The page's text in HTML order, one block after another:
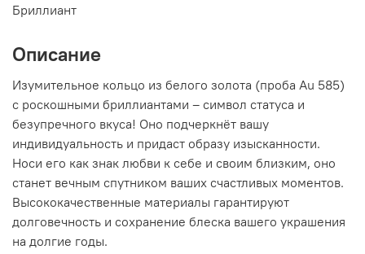
Бриллиант
Описание
Изумительное кольцо из белого золота (проба Au 585)
с роскошными бриллиантами – символ статуса и
безупречного вкуса! Оно подчеркнёт вашу
индивидуальность и придаст образу изысканности.
Носи его как знак любви к себе и своим близким, оно
станет вечным спутником ваших счастливых моментов.
Высококачественные материалы гарантируют
долговечность и сохранение блеска вашего украшения
на долгие годы.